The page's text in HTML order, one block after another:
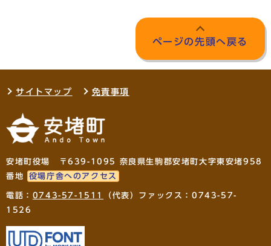
ページの先頭へ戻る
サイトマップ 免責事項
安堵町役場 〒639-1095 奈良県生駒郡安堵町大字東安堵958
番地
役場庁舎へのアクセス
電話： 0743-57-1511
（代表）ファックス：0743-57-
1526